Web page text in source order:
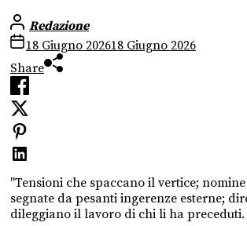
Redazione
18 Giugno 202618 Giugno 2026
Share
"Tensioni che spaccano il vertice;
segnate da pesanti ingerenze esterne;
dileggiano il lavoro di chi li ha preceduti.